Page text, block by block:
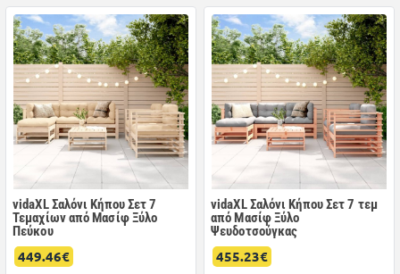
vidaXL Σαλόνι Κήπου Σετ 7
Τεμαχίων από Μασίφ Ξύλο
Πεύκου
449.46€
vidaXL Σαλόνι Κήπου Σετ 7 τεμ
από Μασίφ Ξύλο
Ψευδοτσούγκας
455.23€